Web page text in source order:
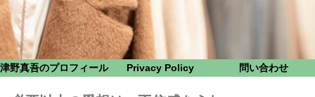
津野真吾のプロフィール Privacy Policy 問い合わせ